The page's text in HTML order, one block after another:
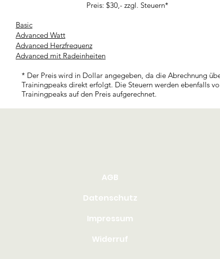
Preis: $30,- zzgl. Steuern*
* Der Preis wird in Dollar angegeben, da die Abrechnung
Trainingpeaks direkt erfolgt. Die Steuern werden ebenfalls
Trainingpeaks auf den Preis aufgerechnet.
Basic
Advanced Watt
Advanced Herzfrequenz
Advanced mit Radeinheiten
AGB
Datenschutz
Impressum
Widerruf